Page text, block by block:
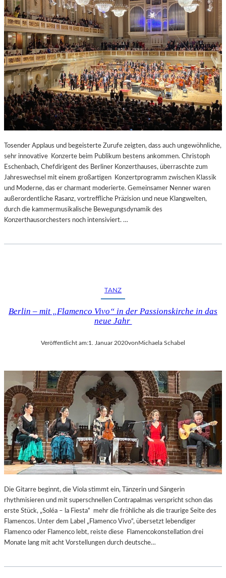
Tosender Applaus und begeisterte Zurufe zeigten, dass auch ungewöhnliche,
sehr innovative Konzerte beim Publikum bestens ankommen. Christoph
Eschenbach, Chefdirigent des Berliner Konzerthauses, überraschte zum
Jahreswechsel mit einem großartigen Konzertprogramm zwischen Klassik
und Moderne, das er charmant moderierte. Gemeinsamer Nenner waren
außerordentliche Rasanz, vortreffliche Präzision und neue Klangwelten,
durch die kammermusikalische Bewegungsdynamik des
Konzerthausorchesters noch intensiviert. …
TANZ
Berlin – mit „Flamenco Vivo“ in der Passionskirche in das
neue Jahr
Veröffentlicht am:1. Januar 2020von Michaela Schabel
Die Gitarre beginnt, die Viola stimmt ein, Tänzerin und Sängerin
rhythmisieren und mit superschnellen Contrapalmas verspricht schon das
erste Stück, „Soléa – la Fiesta“ mehr die fröhliche als die traurige Seite des
Flamencos. Unter dem Label „Flamenco Vivo“, übersetzt lebendiger
Flamenco oder Flamenco lebt, reiste diese Flamencokonstellation drei
Monate lang mit acht Vorstellungen durch deutsche…